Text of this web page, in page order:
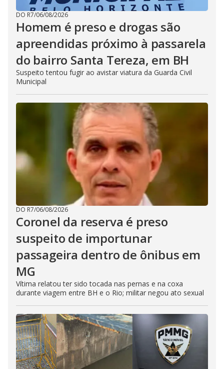
DO R7/06/08/2026
Homem é preso e drogas são
apreendidas próximo à passarela
do bairro Santa Tereza, em BH
Suspeito tentou fugir ao avistar viatura da Guarda Civil
Municipal
DO R7/06/08/2026
Coronel da reserva é preso
suspeito de importunar
passageira dentro de ônibus em
MG
Vítima relatou ter sido tocada nas pernas e na coxa
durante viagem entre BH e o Rio; militar negou ato sexual